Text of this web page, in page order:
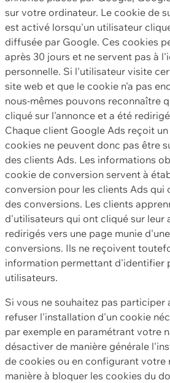
sur votre ordinateur. Le cookie de
est activé lorsqu'un utilisateur
diffusée par Google. Ces cookies
après 30 jours et ne servent pas à
personnelle. Si l'utilisateur visite
site web et que le cookie n'a pas
nous-mêmes pouvons reconnaître
cliqué sur l'annonce et a été
Chaque client Google Ads reçoit
cookies ne peuvent donc pas être
des clients Ads. Les informations
cookie de conversion servent à
conversion pour les clients Ads qui
des conversions. Les clients
d'utilisateurs qui ont cliqué sur leur
redirigés vers une page munie
conversions. Ils ne reçoivent
information permettant d'identifier
utilisateurs.
Si vous ne souhaitez pas participer
refuser l'installation d'un cookie
par exemple en paramétrant votre
désactiver de manière générale
de cookies ou en configurant votre
manière à bloquer les cookies du